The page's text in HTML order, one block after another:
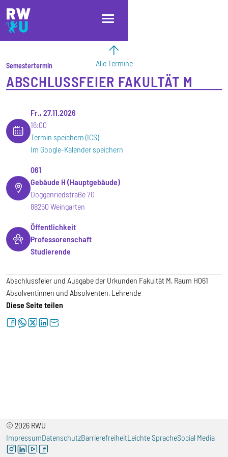
Direkt zum Inhalt
Direkt zur Hauptnavigation
Direkt zum Fußbereich
Alle Termine
Semestertermin
ABSCHLUSSFEIER FAKULTÄT M
Fr., 27.11.2026
16:00
Termin speichern (ICS)
Im Google-Kalender speichern
061
Gebäude H (Hauptgebäude)
Doggenriedstraße 70
88250 Weingarten
Öffentlichkeit
Professorenschaft
Studierende
Abschlussfeier und Ausgabe der Urkunden Fakultät M, Raum H061
Absolventinnen und Absolventen, Lehrende
Diese Seite teilen
facebookwhatsapptwitterlinkedinletter
© 2026 RWU
ImpressumDatenschutzBarrierefreiheitLeichte SpracheSocial Media
instagramlinkedinyoutubefacebook